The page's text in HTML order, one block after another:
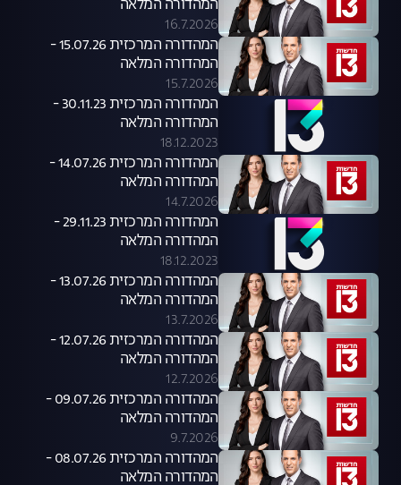
המהדורה המלאה
16.7.2026
המהדורה המרכזית 15.07.26 -
המהדורה המלאה
15.7.2026
המהדורה המרכזית 30.11.23 -
המהדורה המלאה
18.12.2023
המהדורה המרכזית 14.07.26 -
המהדורה המלאה
14.7.2026
המהדורה המרכזית 29.11.23 -
המהדורה המלאה
18.12.2023
המהדורה המרכזית 13.07.26 -
המהדורה המלאה
13.7.2026
המהדורה המרכזית 12.07.26 -
המהדורה המלאה
12.7.2026
המהדורה המרכזית 09.07.26 -
המהדורה המלאה
9.7.2026
המהדורה המרכזית 08.07.26 -
המהדורה המלאה